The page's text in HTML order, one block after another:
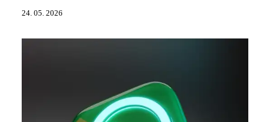
24. 05. 2026